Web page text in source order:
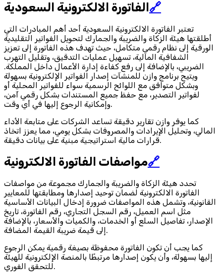
الفاتورة الالكترونية السعودية 🔗
تعتبر الفاتورة الالكترونية السعودية أحد أهم المبادرات التي
أطلقتها هيئة الزكاة والضريبة والجمارك لتحويل الفواتير التقليدية
الورقية إلى نظام رقمي متكامل، حيث تهدف هذه الفاتورة إلى تعزيز
الشفافية المالية، تسهيل عمليات التدقيق، وتقليل التهرب
الضريبي، بالإضافة إلى رفع كفاءة إدارة الأعمال داخل المملكة.
ويتيح برنامج وازن للمنشآت إصدار الفواتير الإلكترونية بسهولة
وبشكل متوافق مع اللوائح الرسمية سواء للفواتير المحلية أو
لفواتير التصدير، مع حفظ جميع المستندات بشكل رقمي آمن،
وإمكانية الرجوع إليها في أي وقت.
كما يوفر وازن تقارير دقيقة تساعد الشركات على متابعة الأداء
المالي، وتحليل الإيرادات والمصروفات بشكل يومي، مما يعزز اتخاذ
قرارات مالية استراتيجية مبنية على بيانات دقيقة.
مواصفات الفاتورة الالكترونية🔗
تحدد هيئة الزكاة والضريبة والجمارك مجموعة من مواصفات
الفاتورة الالكترونية لضمان توحيد إصدارها ومطابقتها للمعايير
القانونية، وتشمل هذه المواصفات ضرورة إدخال البيانات الأساسية
مثل اسم العميل، رقم السجل التجاري، رقم الفاتورة، تاريخ
الإصدار، تفاصيل السلع أو الخدمات، والكميات والأسعار، بالإضافة
إلى قيمة ضريبة القيمة المضافة.
كما يجب أن تكون الفاتورة محفوظة بصيغة رقمية يمكن الرجوع
إليها بسهولة، وأن يكون إصدارها مرتبطًا بالمنصة الإلكترونية للهيئة
للتحقق الفوري.